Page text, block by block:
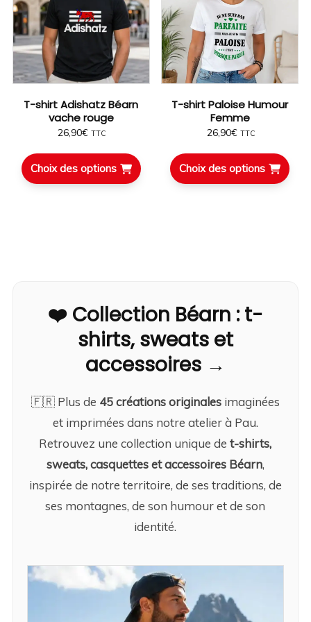
✔ Lisible à distance (et encore meilleur de près)
👉 Clairement le genre de t-shirt qu’on remarque… et
qu’on retient.
💪 Qualité Pilou Shop 64 – zéro
compromis
Ici on est pas sur un gadget qui disparaît après 2
lavages.
👉 Tu le portes, tu le laves… il bouge pas.
👕 Confort au top toute la journée
✔ Parfait pour l’apéro, la ville ou chiller tranquille
👉 Disponible en tailles Femme XS à 3XL et Homme
🔥 Pourquoi tu vas l’adorer
✔ Référence locale qui parle direct
T-shirt Adishatz Béarn
vache rouge
26,90€ TTC
Choix des options
T-shirt Paloise Humour
Femme
26,90€ TTC
Choix des options
❤️ Collection Béarn : t-
shirts, sweats et
accessoires →
🇫🇷 Plus de 45 créations originalesimaginées
et imprimées dans notre atelier à Pau.
Retrouvez une collection unique det-shirts,
sweats, casquettes et accessoires Béarn,
inspirée de notre territoire, de ses traditions, de
ses montagnes, de son humour et de son
identité.